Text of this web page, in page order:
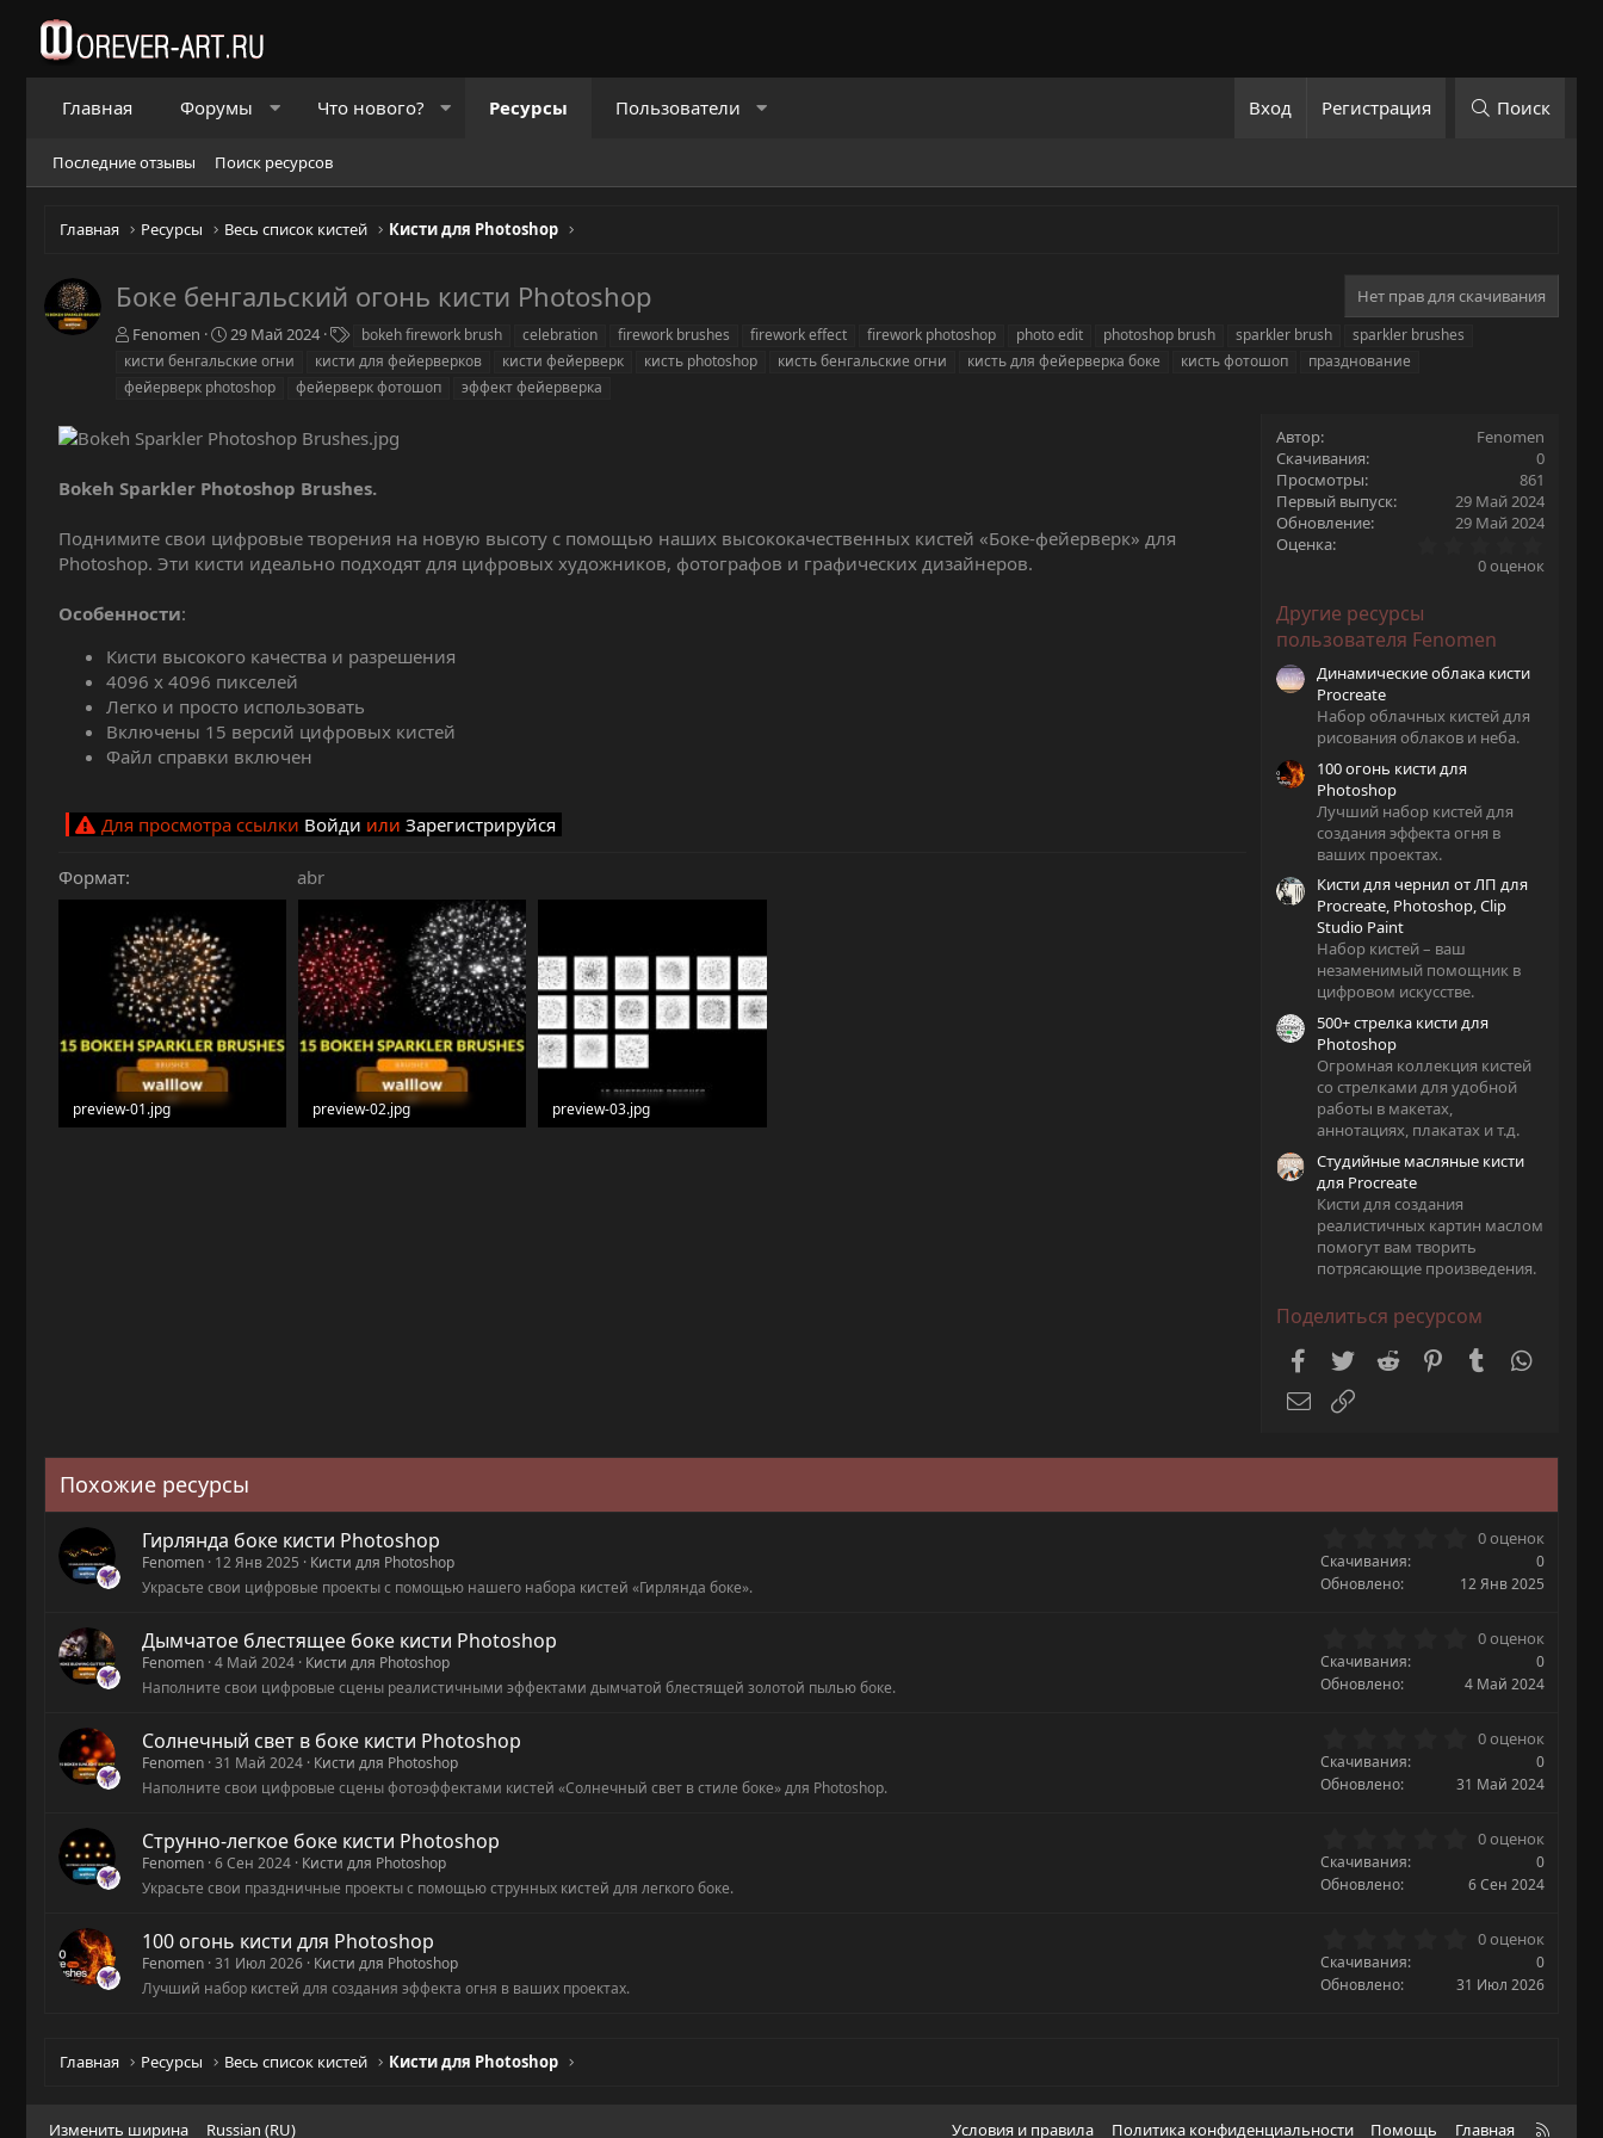
Главная Форумы Что нового? Ресурсы Пользователи Вход Регистрация Поиск
Последние отзывы Поиск ресурсов
Главная Ресурсы Весь список кистей Кисти для Photoshop
Боке бенгальский огонь кисти Photoshop
Нет прав для скачивания
А
в
о
Fenomen
Д
а
а
о
д
и
я
29 Май 2024
е
и
bokeh firework brush celebration firework brushes firework effect firework photoshop photo edit photoshop brush sparkler brush
sparkler brushes
кисти бенгальские огни
кисти для фейерверков кисти фейерверк кисть photoshop кисть бенгальские огни кисть для фейерверка боке кисть фотошоп
празднование
фейерверк photoshop
фейерверк фотошоп эффект фейерверка
Bokeh Sparkler Photoshop Brushes.
Поднимите свои цифровые творения на новую высоту с помощью наших высококачественных кистей «Боке-фейерверк» для
Photoshop. Эти кисти идеально подходят для цифровых художников, фотографов и графических дизайнеров.
Особенности:
Кисти высокого качества и разрешения
4096 х 4096 пикселей
Легко и просто использовать
Включены 15 версий цифровых кистей
Файл справки включен
Для просмотра ссылки Войди или Зарегистрируйся
Формат abr
preview-01.jpg
preview-02.jpg
preview-03.jpg
Автор
Fenomen
Скачивания
0
Просмотры
861
Первый выпуск
29 Май 2024
Обновление
29 Май 2024
Оценка
0
0 оценок
Другие ресурсы
пользователя Fenomen
Динамические облака кисти
Procreate
Набор облачных кистей для
рисования облаков и неба.
100 огонь кисти для
Photoshop
Лучший набор кистей для
создания эффекта огня в
ваших проектах.
Кисти для чернил от ЛП для
Procreate, Photoshop, Clip
Studio Paint
Набор кистей – ваш
незаменимый помощник в
цифровом искусстве.
500+ стрелка кисти для
Photoshop
Огромная коллекция кистей
со стрелками для удобной
работы в макетах,
аннотациях, плакатах и т.д.
Студийные масляные кисти
для Procreate
Кисти для создания
реалистичных картин маслом
помогут вам творить
потрясающие произведения.
Поделиться ресурсом
Facebook
Twitter Reddit PinterestTumblr
Электронная почта
Похожие ресурсы
Гирлянда боке кисти Photoshop
Fenomen 12 Янв 2025
Кисти для Photoshop
Украсьте свои цифровые проекты с помощью нашего набора кистей «Гирлянда боке».
0
0
в
з
0 оценок
Скачивания
0
Обновлено
12 Янв 2025
Дымчатое блестящее боке кисти Photoshop
Fenomen 4 Май 2024 Кисти для Photoshop
Наполните свои цифровые сцены реалистичными эффектами дымчатой блестящей золотой пылью боке.
0
0
в
з
0 оценок
Скачивания
0
Обновлено
4 Май 2024
Солнечный свет в боке кисти Photoshop
Fenomen 31 Май 2024 Кисти для Photoshop
Наполните свои цифровые сцены фотоэффектами кистей «Солнечный свет в стиле боке» для Photoshop.
0
0
в
з
0 оценок
Скачивания
0
Обновлено
31 Май 2024
Струнно-легкое боке кисти Photoshop
Fenomen 6 Сен 2024 Кисти для Photoshop
Украсьте свои праздничные проекты с помощью струнных кистей для легкого боке.
0
0
в
з
0 оценок
Скачивания
0
Обновлено
6 Сен 2024
100 огонь кисти для Photoshop
Fenomen 31 Июл 2026 Кисти для Photoshop
Лучший набор кистей для создания эффекта огня в ваших проектах.
0
0
0 оценок
Скачивания
0
Обновлено
31 Июл 2026
Главная Ресурсы Весь список кистей Кисти для Photoshop
Изменить ширина Russian (RU) Условия и правила Политика конфиденциальности Помощь Главная R